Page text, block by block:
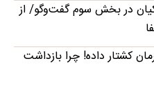
در بخش سوم گفت‌وگو/ از
کشتار داده! چرا بازداشت